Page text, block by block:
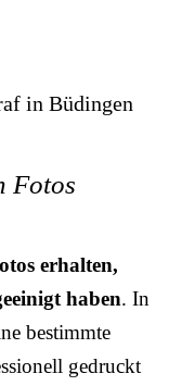
Fotos
erhalten,
haben. In
bestimmte
gedruckt